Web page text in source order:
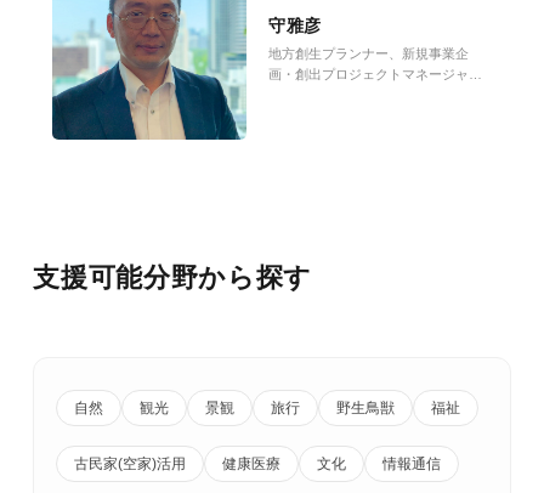
守雅彦
地方創生プランナー、新規事業企
画・創出プロジェクトマネージャ
支援可能分野から探す
自然 観光 景観 旅行 野生鳥獣 福祉
古民家(空家)活用 健康医療 文化 情報通信